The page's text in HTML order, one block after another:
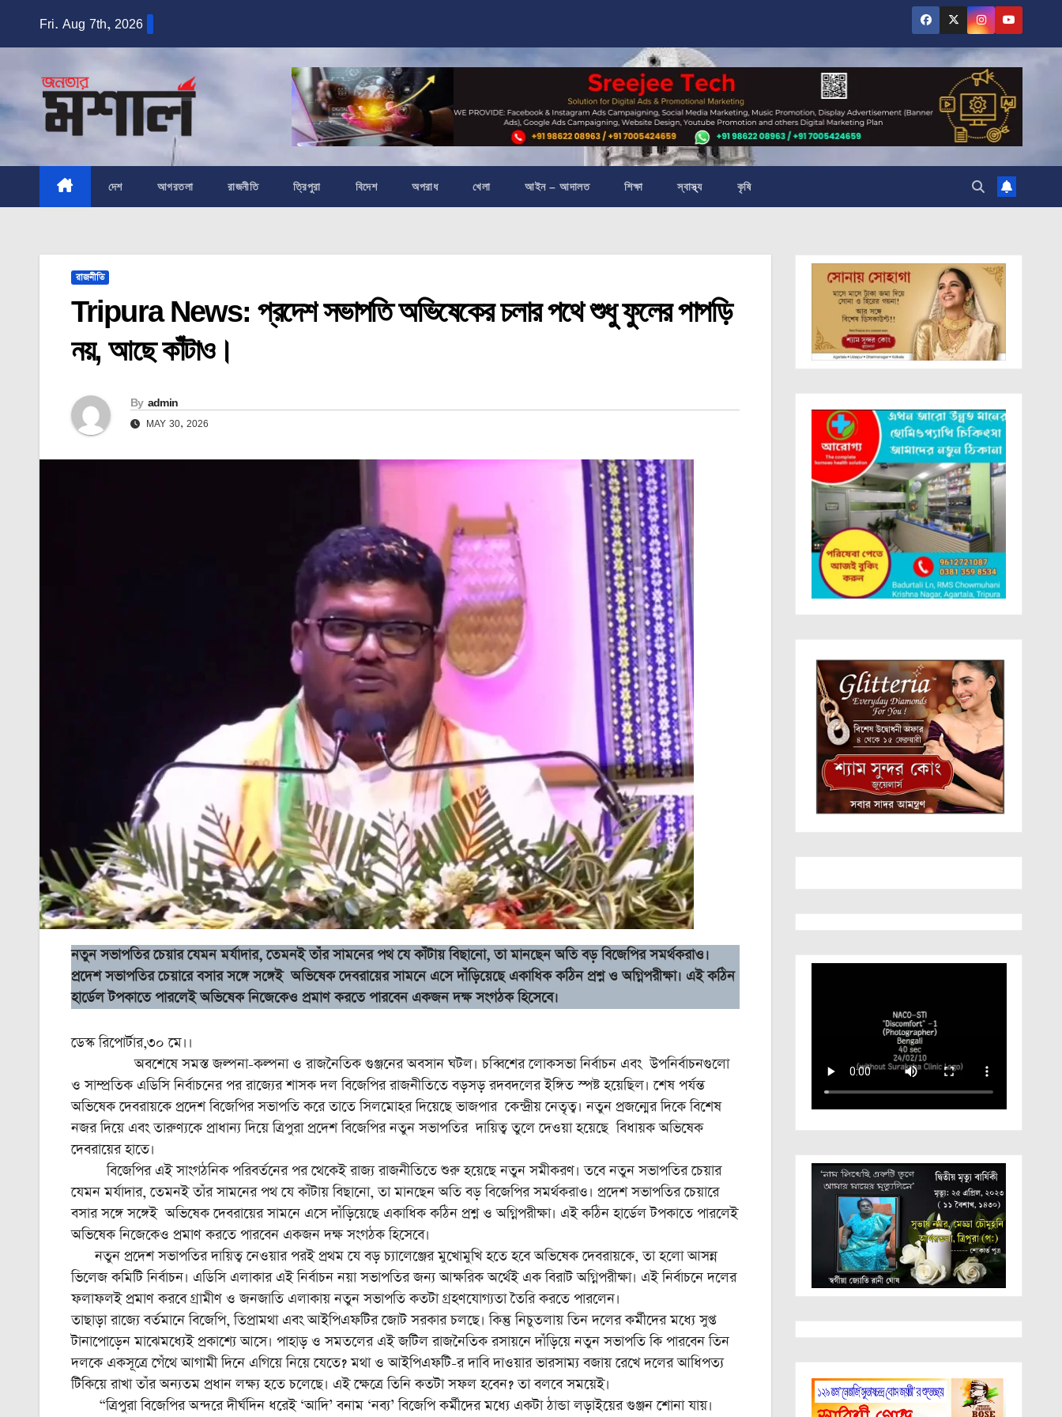
Fri. Aug 7th, 2026
দেশ আগরতলা রাজনীতি ত্রিপুরা বিদেশ অপরাধ খেলা আইন – আদালত শিক্ষা স্বাস্থ্য কৃষি
রাজনীতি
Tripura News: প্রদেশ সভাপতি অভিষেকের চলার পথে শুধু ফুলের পাপড়ি
নয়, আছে কাঁটাও।
By admin
MAY 30, 2026
নতুন সভাপতির চেয়ার যেমন মর্যাদার, তেমনই তাঁর সামনের পথ যে কাঁটায় বিছানো, তা মানছেন অতি বড় বিজেপির সমর্থকরাও।
প্রদেশ সভাপতির চেয়ারে বসার সঙ্গে সঙ্গেই অভিষেক দেবরায়ের সামনে এসে দাঁড়িয়েছে একাধিক কঠিন প্রশ্ন ও অগ্নিপরীক্ষা। এই কঠিন
হার্ডেল টপকাতে পারলেই অভিষেক নিজেকেও প্রমাণ করতে পারবেন একজন দক্ষ সংগঠক হিসেবে।
ডেস্ক রিপোর্টার,৩০ মে।।
অবশেষে সমস্ত জল্পনা-কল্পনা ও রাজনৈতিক গুঞ্জনের অবসান ঘটল। চব্বিশের লোকসভা নির্বাচন এবং উপনির্বাচনগুলো
ও সাম্প্রতিক এডিসি নির্বাচনের পর রাজ্যের শাসক দল বিজেপির রাজনীতিতে বড়সড় রদবদলের ইঙ্গিত স্পষ্ট হয়েছিল। শেষ পর্যন্ত
অভিষেক দেবরায়কে প্রদেশ বিজেপির সভাপতি করে তাতে সিলমোহর দিয়েছে ভাজপার কেন্দ্রীয় নেতৃত্ব। নতুন প্রজন্মের দিকে বিশেষ
নজর দিয়ে এবং তারুণ্যকে প্রাধান্য দিয়ে ত্রিপুরা প্রদেশ বিজেপির নতুন সভাপতির দায়িত্ব তুলে দেওয়া হয়েছে বিধায়ক অভিষেক
দেবরায়ের হাতে।
বিজেপির এই সাংগঠনিক পরিবর্তনের পর থেকেই রাজ্য রাজনীতিতে শুরু হয়েছে নতুন সমীকরণ। তবে নতুন সভাপতির চেয়ার
যেমন মর্যাদার, তেমনই তাঁর সামনের পথ যে কাঁটায় বিছানো, তা মানছেন অতি বড় বিজেপির সমর্থকরাও। প্রদেশ সভাপতির চেয়ারে
বসার সঙ্গে সঙ্গেই অভিষেক দেবরায়ের সামনে এসে দাঁড়িয়েছে একাধিক কঠিন প্রশ্ন ও অগ্নিপরীক্ষা। এই কঠিন হার্ডেল টপকাতে পারলেই
অভিষেক নিজেকেও প্রমাণ করতে পারবেন একজন দক্ষ সংগঠক হিসেবে।
নতুন প্রদেশ সভাপতির দায়িত্ব নেওয়ার পরই প্রথম যে বড় চ্যালেঞ্জের মুখোমুখি হতে হবে অভিষেক দেবরায়কে, তা হলো আসন্ন
ভিলেজ কমিটি নির্বাচন। এডিসি এলাকার এই নির্বাচন নয়া সভাপতির জন্য আক্ষরিক অর্থেই এক বিরাট অগ্নিপরীক্ষা। এই নির্বাচনে দলের
ফলাফলই প্রমাণ করবে গ্রামীণ ও জনজাতি এলাকায় নতুন সভাপতি কতটা গ্রহণযোগ্যতা তৈরি করতে পারলেন।
তাছাড়া রাজ্যে বর্তমানে বিজেপি, তিপ্রামথা এবং আইপিএফটির জোট সরকার চলছে। কিন্তু নিচুতলায় তিন দলের কর্মীদের মধ্যে সুপ্ত
টানাপোড়েন মাঝেমধ্যেই প্রকাশ্যে আসে। পাহাড় ও সমতলের এই জটিল রাজনৈতিক রসায়নে দাঁড়িয়ে নতুন সভাপতি কি পারবেন তিন
দলকে একসূত্রে গেঁথে আগামী দিনে এগিয়ে নিয়ে যেতে? মথা ও আইপিএফটি-র দাবি দাওয়ার ভারসাম্য বজায় রেখে দলের আধিপত্য
টিকিয়ে রাখা তাঁর অন্যতম প্রধান লক্ষ্য হতে চলেছে। এই ক্ষেত্রে তিনি কতটা সফল হবেন? তা বলবে সময়েই।
“ত্রিপুরা বিজেপির অন্দরে দীর্ঘদিন ধরেই ‘আদি’ বনাম ‘নব্য’ বিজেপি কর্মীদের মধ্যে একটা ঠান্ডা লড়াইয়ের গুঞ্জন শোনা যায়।